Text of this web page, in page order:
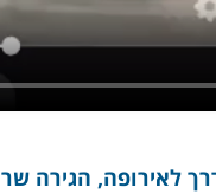
לאירופה, הגירה